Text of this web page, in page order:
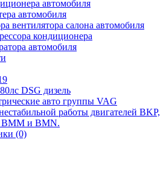
автомобиля
автомобиля
вентилятора салона автомобиля
кондиционера
автомобиля
DSG дизель
авто группы VAG
работы двигателей BKP,
и BMN.
(0)